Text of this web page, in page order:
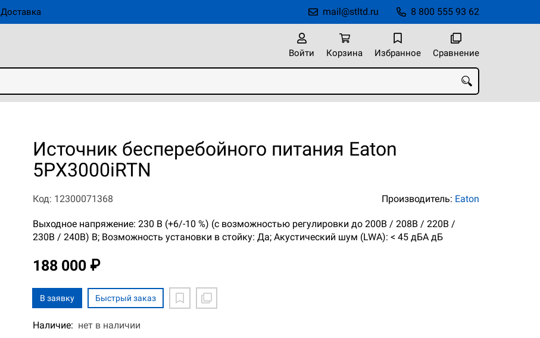
Доставка 8 800 555 93 62
mail@stltd.ru
Войти Корзина Избранное Сравнение
Источник бесперебойного питания Eaton
5PX3000iRTN
Код: 12300071368 Производитель: Eaton
Выходное напряжение: 230 В (+6/-10 %) (с возможностью регулировки до 200В / 208В / 220В /
230В / 240В) В; Возможность установки в стойку: Да; Акустический шум (LWA): < 45 дБА дБ
188 000 ₽
В заявку Быстрый заказ
Наличие: нет в наличии